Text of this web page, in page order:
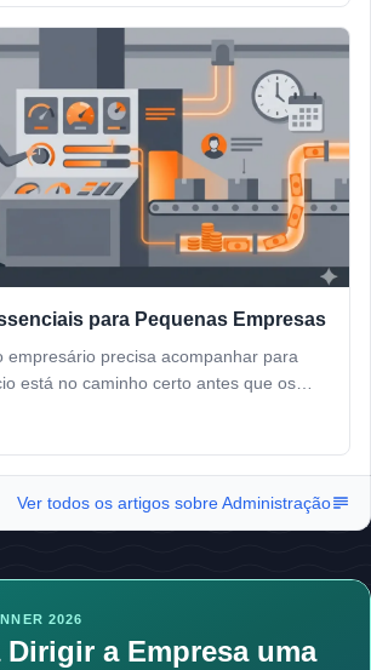
para Pequenas Empresas
empresário precisa acompanhar para
está no caminho certo antes que os
Ver todos os artigos sobreAdministração
2026
Dirigir a Empresa uma